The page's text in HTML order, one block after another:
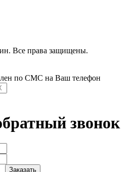
Все права защищены.
по СМС на Ваш телефон
звонок